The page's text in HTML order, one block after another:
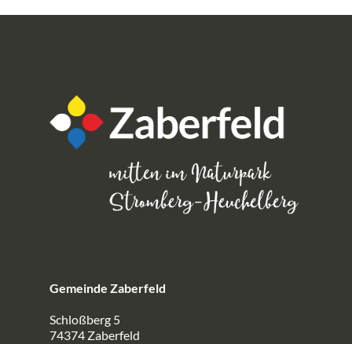
Gemeinde Zaberfeld
Schloßberg 5
74374 Zaberfeld